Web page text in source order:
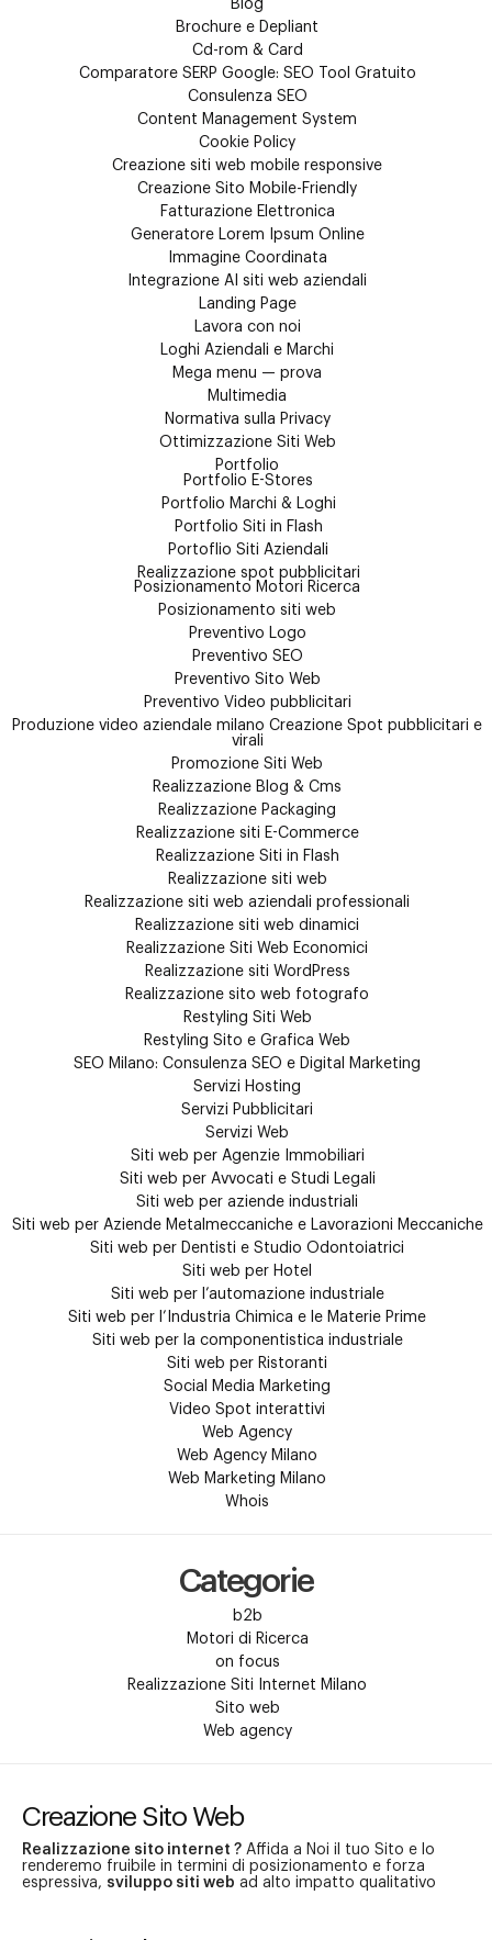
Blog
Brochure e Depliant
Cd-rom & Card
Comparatore SERP Google: SEO Tool Gratuito
Consulenza SEO
Content Management System
Cookie Policy
Creazione siti web mobile responsive
Creazione Sito Mobile-Friendly
Fatturazione Elettronica
Generatore Lorem Ipsum Online
Immagine Coordinata
Integrazione AI siti web aziendali
Landing Page
Lavora con noi
Loghi Aziendali e Marchi
Mega menu — prova
Multimedia
Normativa sulla Privacy
Ottimizzazione Siti Web
Portfolio
Portfolio E-Stores
Portfolio Marchi & Loghi
Portfolio Siti in Flash
Portoflio Siti Aziendali
Realizzazione spot pubblicitari
Posizionamento Motori Ricerca
Posizionamento siti web
Preventivo Logo
Preventivo SEO
Preventivo Sito Web
Preventivo Video pubblicitari
Produzione video aziendale milano Creazione Spot pubblicitari e
virali
Promozione Siti Web
Realizzazione Blog & Cms
Realizzazione Packaging
Realizzazione siti E-Commerce
Realizzazione Siti in Flash
Realizzazione siti web
Realizzazione siti web aziendali professionali
Realizzazione siti web dinamici
Realizzazione Siti Web Economici
Realizzazione siti WordPress
Realizzazione sito web fotografo
Restyling Siti Web
Restyling Sito e Grafica Web
SEO Milano: Consulenza SEO e Digital Marketing
Servizi Hosting
Servizi Pubblicitari
Servizi Web
Siti web per Agenzie Immobiliari
Siti web per Avvocati e Studi Legali
Siti web per aziende industriali
Siti web per Aziende Metalmeccaniche e Lavorazioni Meccaniche
Siti web per Dentisti e Studio Odontoiatrici
Siti web per Hotel
Siti web per l’automazione industriale
Siti web per l’Industria Chimica e le Materie Prime
Siti web per la componentistica industriale
Siti web per Ristoranti
Social Media Marketing
Video Spot interattivi
Web Agency
Web Agency Milano
Web Marketing Milano
Whois
Categorie
b2b
Motori di Ricerca
on focus
Realizzazione Siti Internet Milano
Sito web
Web agency
Creazione Sito Web
Realizzazione sito internet ? Affida a Noi il tuo Sito e lo
renderemo fruibile in termini di posizionamento e forza
espressiva, sviluppo siti web ad alto impatto qualitativo